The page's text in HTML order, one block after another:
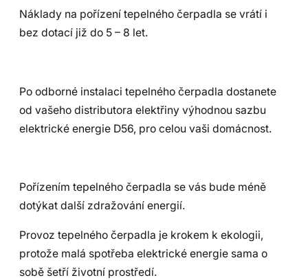
Náklady na pořízení tepelného čerpadla se vrátí i
bez dotací již do 5 – 8 let.
Po odborné instalaci tepelného čerpadla dostanete
od vašeho distributora elektřiny výhodnou sazbu
elektrické energie D56, pro celou vaši domácnost.
Pořízením tepelného čerpadla se vás bude méně
dotýkat další zdražování energií.
Provoz tepelného čerpadla je krokem k ekologii,
protože malá spotřeba elektrické energie sama o
sobě šetří životní prostředí.